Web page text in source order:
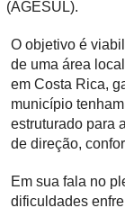
(AGESUL).
O objetivo é
de uma área
em Costa Rica,
município
estruturado para
de direção,
Em sua fala no
dificuldades